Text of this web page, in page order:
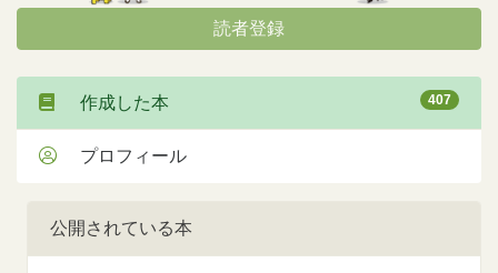
公開されている本
読者登録
作成した本 407
プロフィール